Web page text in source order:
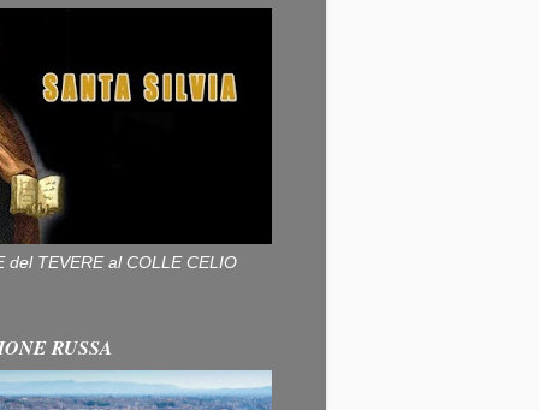
del TEVERE al COLLE CELIO
RUSSA